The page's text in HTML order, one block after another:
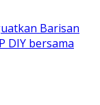
Barisan
DIY bersama